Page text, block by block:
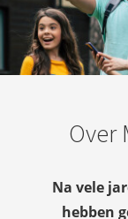
Over
Na vele
hebben